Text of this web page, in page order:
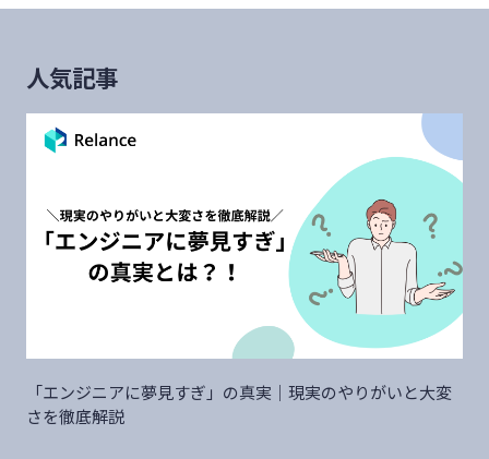
人気記事
「エンジニアに夢見すぎ」の真実｜現実のやりがいと大変
さを徹底解説